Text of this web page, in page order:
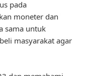
pada
moneter dan
sama untuk
masyarakat agar